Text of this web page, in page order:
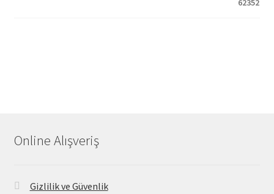
Online Alışveriş
Gizlilik ve Güvenlik